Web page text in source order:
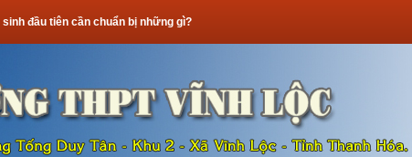
chuẩn bị những gì?